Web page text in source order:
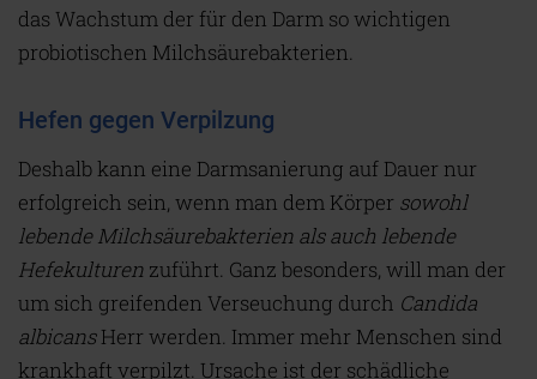
das Wachstum der für den Darm so wichtigen
probiotischen Milchsäurebakterien.
Hefen gegen Verpilzung
Deshalb kann eine Darmsanierung auf Dauer nur
erfolgreich sein, wenn man dem Körper sowohl
lebende Milchsäurebakterien als auch lebende
Hefekulturen zuführt. Ganz besonders, will man der
um sich greifenden Verseuchung durch Candida
albicansHerr werden. Immer mehr Menschen sind
krankhaft verpilzt. Ursache ist der schädliche